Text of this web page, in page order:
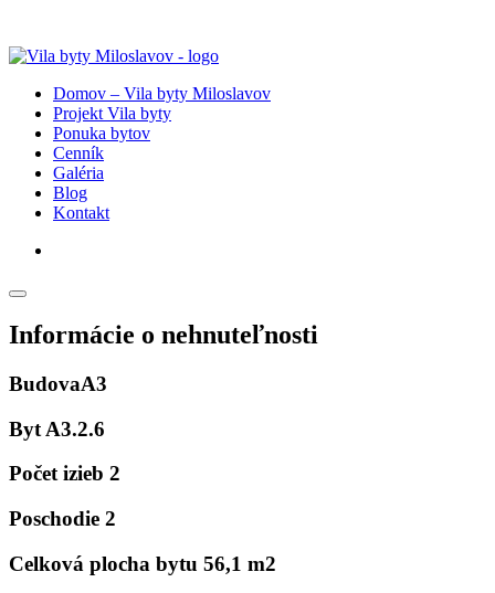
Domov – Vila byty Miloslavov
Projekt Vila byty
Ponuka bytov
Cenník
Galéria
Blog
Kontakt
Informácie o nehnuteľnosti
BudovaA3
Byt A3.2.6
Počet izieb 2
Poschodie 2
Celková plocha bytu 56,1 m2